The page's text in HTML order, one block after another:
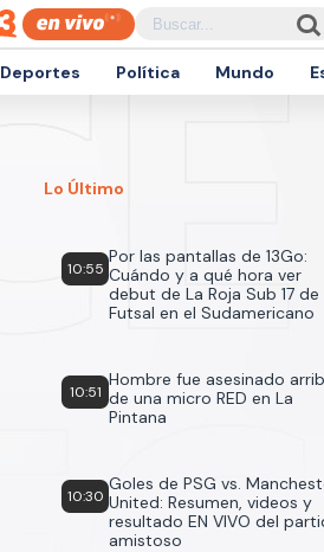
Deportes Política Mundo
Lo Último
10:55
Por las pantallas de 13Go:
Cuándo y a qué hora ver
debut de La Roja Sub 17 de
Futsal en el Sudamericano
10:51
Hombre fue asesinado
de una micro RED en La
Pintana
10:30
Goles de PSG vs.
United: Resumen, videos y
resultado EN VIVO del
amistoso